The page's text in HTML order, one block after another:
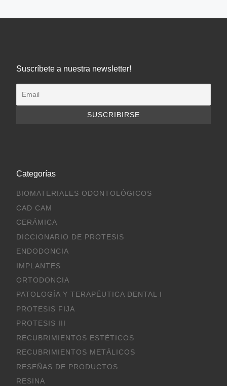
Suscríbete a nuestra newsletter!
Categorías
BIOMATERIALES ODONTOLÓGICOS
CAD CAM
CERÁMICA
DICCIONARIO DE PROTESIS
ENDODONCIA
IMPLANTES
ORTODONCIA
PATOLOGÍA Y TERAPÉUTICA DENTAL I
PROTESIS FIJA
PROTESIS III
RECUBRIMIENTOS ESTÉTICOS
RECUBRIMIENTOS METÁLICOS
RESEÑAS DE PRODUCTOS
RESINA